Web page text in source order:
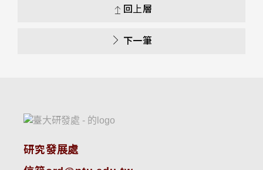
回上層
下一筆
研究發展處